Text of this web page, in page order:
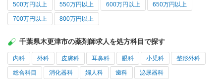
500万円以上 550万円以上 600万円以上 650万円以上
700万円以上 800万円以上
千葉県木更津市の薬剤師求人を処方科目で探す
内科 外科 皮膚科 耳鼻科 眼科 小児科 整形外科
総合科目 消化器科 婦人科 歯科 泌尿器科